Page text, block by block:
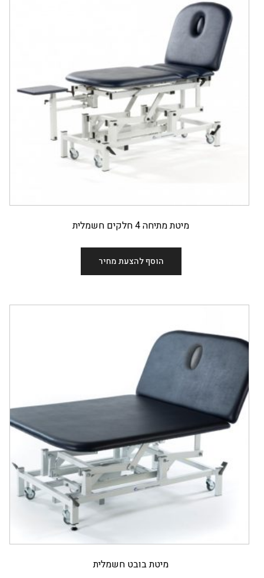
מיטת מתיחה 4 חלקים חשמלית
הוסף להצעת מחיר
מיטת בובט חשמלית